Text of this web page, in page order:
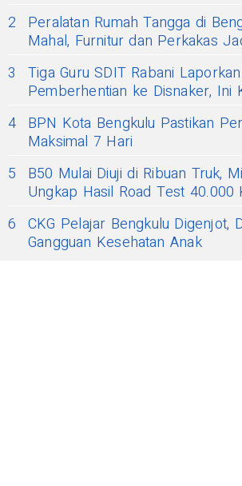
2
Peralatan Rumah Tangga di
Mahal, Furnitur dan Perkakas
3
Tiga Guru SDIT Rabani
Pemberhentian ke Disnaker, Ini
4 BPN Kota Bengkulu Pastikan
Maksimal 7 Hari
5
B50 Mulai Diuji di Ribuan Truk,
Ungkap Hasil Road Test 40.000
6 CKG Pelajar Bengkulu Digenjot,
Gangguan Kesehatan Anak